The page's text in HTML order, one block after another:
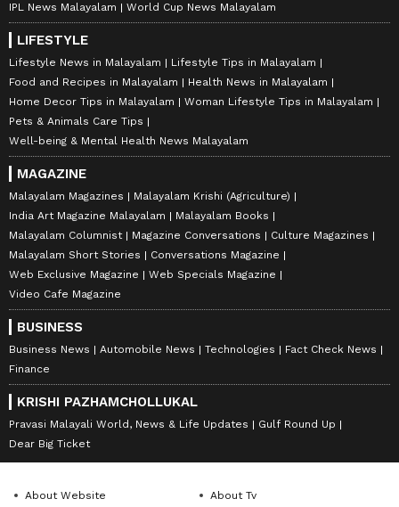
IPL News Malayalam
World Cup News Malayalam
LIFESTYLE
Lifestyle News in Malayalam
Lifestyle Tips in Malayalam
Food and Recipes in Malayalam
Health News in Malayalam
Home Decor Tips in Malayalam
Woman Lifestyle Tips in Malayalam
Pets & Animals Care Tips
Well-being & Mental Health News Malayalam
MAGAZINE
Malayalam Magazines
Malayalam Krishi (Agriculture)
India Art Magazine Malayalam
Malayalam Books
Malayalam Columnist
Magazine Conversations
Culture Magazines
Malayalam Short Stories
Conversations Magazine
Web Exclusive Magazine
Web Specials Magazine
Video Cafe Magazine
BUSINESS
Business News Automobile News Technologies
Fact Check News
Finance
KRISHI PAZHAMCHOLLUKAL
Pravasi Malayali World, News & Life Updates
Gulf Round Up
Dear Big Ticket
About Website About Tv